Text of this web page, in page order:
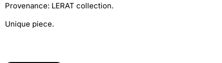
Provenance: LERAT collection.
Unique piece.